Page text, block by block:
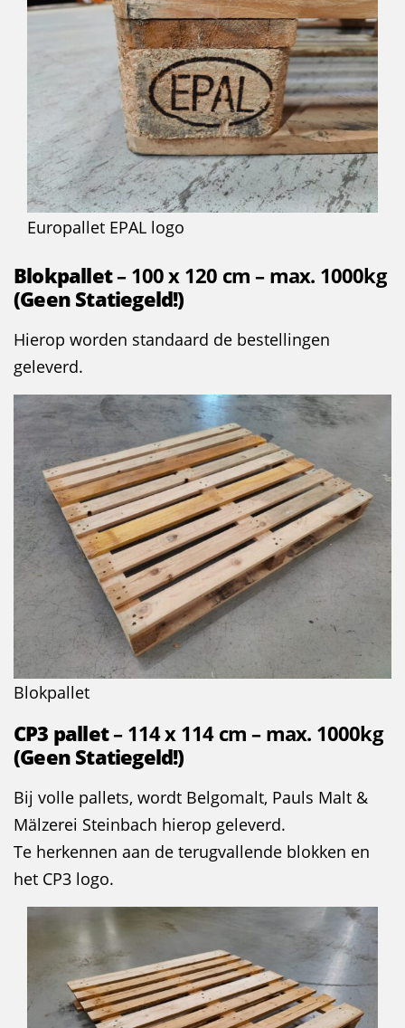
Europallet EPAL logo
Blokpallet– 100 x 120 cm – max. 1000kg
(Geen Statiegeld!)
Hierop worden standaard de bestellingen
geleverd.
Blokpallet
CP3 pallet– 114 x 114 cm – max. 1000kg
(Geen Statiegeld!)
Bij volle pallets, wordt Belgomalt, Pauls Malt &
Mälzerei Steinbach hierop geleverd.
Te herkennen aan de terugvallende blokken en
het CP3 logo.